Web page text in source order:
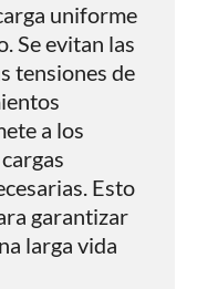
uniforme
Se evitan las
tensiones de
a los
Esto
garantizar
larga vida